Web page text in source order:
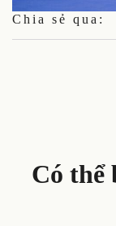
Chia sẻ qua:
Có thể